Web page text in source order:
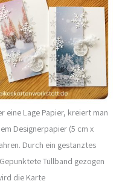
eine Lage Papier, kreiert man
Designerpapier (5 cm x
Durch ein gestanztes
Tüllband gezogen
die Karte